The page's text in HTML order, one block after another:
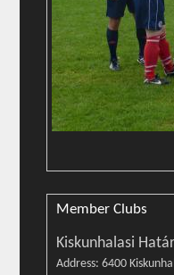
Member Clubs
Kiskunhalasi
Address: 6400